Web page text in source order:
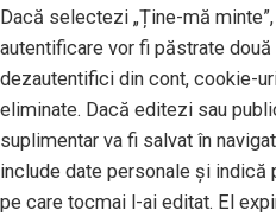
Dacă selectezi „Ține-mă
autentificare vor fi păstrate
dezautentifici din cont, cookie-
eliminate. Dacă editezi sau
suplimentar va fi salvat în
include date personale și
pe care tocmai l-ai editat. El